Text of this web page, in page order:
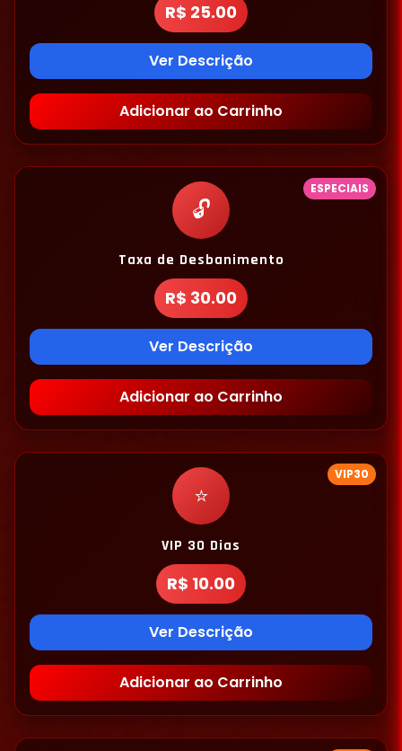
R$ 25.00
Ver Descrição
Adicionar ao Carrinho
ESPECIAIS
🔓
Taxa de Desbanimento
R$ 30.00
Ver Descrição
Adicionar ao Carrinho
VIP30
⭐
VIP 30 Dias
R$ 10.00
Ver Descrição
Adicionar ao Carrinho